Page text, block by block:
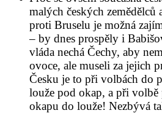
malých českých zemědělců
proti Bruselu je možná
– by dnes prospěly i
vláda nechá Čechy, aby
ovoce, ale museli za jejich
Česku je to při volbách do
louže pod okap, a při volbě
okapu do louže! Nezbývá